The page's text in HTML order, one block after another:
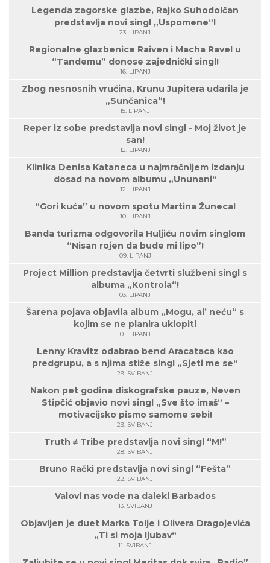
Legenda zagorske glazbe, Rajko Suhodolčan
predstavlja novi singl „Uspomene“!
23. LIPANJ
Regionalne glazbenice Raiven i Macha Ravel u
“Tandemu” donose zajednički singl!
16. LIPANJ
Zbog nesnosnih vrućina, Krunu Jupitera udarila je
„Sunčanica“!
15. LIPANJ
Reper iz sobe predstavlja novi singl - Moj život je
san!
12. LIPANJ
Klinika Denisa Kataneca u najmračnijem izdanju
dosad na novom albumu „Ununani“
12. LIPANJ
“Gori kuća” u novom spotu Martina Žuneca!
10. LIPANJ
Banda turizma odgovorila Huljiću novim singlom
“Nisan rojen da bude mi lipo”!
09. LIPANJ
Project Million predstavlja četvrti službeni singl s
albuma „Kontrola“!
03. LIPANJ
Šarena pojava objavila album „Mogu, al’ neću“ s
kojim se ne planira uklopiti
01. LIPANJ
Lenny Kravitz odabrao bend Aracataca kao
predgrupu, a s njima stiže singl „Sjeti me se“
29. SVIBANJ
Nakon pet godina diskografske pauze, Neven
Stipčić objavio novi singl „Sve što imaš“ –
motivacijsko pismo samome sebi!
29. SVIBANJ
Truth ≠ Tribe predstavlja novi singl “M!”
28. SVIBANJ
Bruno Rački predstavlja novi singl “Fešta”
22. SVIBANJ
Valovi nas vode na daleki Barbados
13. SVIBANJ
Objavljen je duet Marka Tolje i Olivera Dragojevića
„Ti si moja ljubav“
11. SVIBANJ